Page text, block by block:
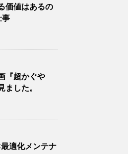
価値はあるの
『超かぐや
ました。
適化メンテナ